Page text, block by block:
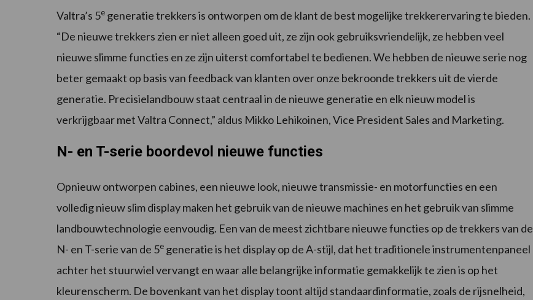
Valtra’s 5e generatie trekkers is ontworpen om de klant de best mogelijke trekkerervaring te bieden.
“De nieuwe trekkers zien er niet alleen goed uit, ze zijn ook gebruiksvriendelijk, ze hebben veel
nieuwe slimme functies en ze zijn uiterst comfortabel te bedienen. We hebben de nieuwe serie nog
beter gemaakt op basis van feedback van klanten over onze bekroonde trekkers uit de vierde
generatie. Precisielandbouw staat centraal in de nieuwe generatie en elk nieuw model is
verkrijgbaar met Valtra Connect,” aldus Mikko Lehikoinen, Vice President Sales and Marketing.
N- en T-serie boordevol nieuwe functies
Opnieuw ontworpen cabines, een nieuwe look, nieuwe transmissie- en motorfuncties en een
volledig nieuw slim display maken het gebruik van de nieuwe machines en het gebruik van slimme
landbouwtechnologie eenvoudig. Een van de meest zichtbare nieuwe functies op de trekkers van de
N- en T-serie van de 5e generatie is het display op de A-stijl, dat het traditionele instrumentenpaneel
achter het stuurwiel vervangt en waar alle belangrijke informatie gemakkelijk te zien is op het
kleurenscherm. De bovenkant van het display toont altijd standaardinformatie, zoals de rijsnelheid,